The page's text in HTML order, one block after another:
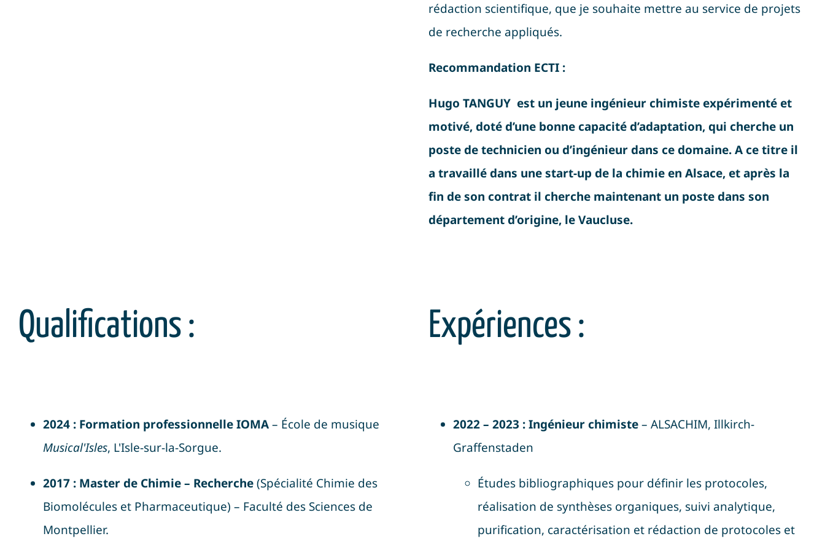
rédaction scientifique, que je souhaite mettre au service de projets
de recherche appliqués.
Recommandation ECTI :
Hugo TANGUY est un jeune ingénieur chimiste expérimenté et
motivé, doté d’une bonne capacité d’adaptation, qui cherche un
poste de technicien ou d’ingénieur dans ce domaine. A ce titre il
a travaillé dans une start-up de la chimie en Alsace, et après la
fin de son contrat il cherche maintenant un poste dans son
département d’origine, le Vaucluse.
Qualifications :
2024 : Formation professionnelle IOMA– École de musique
Musical'Isles, L'Isle-sur-la-Sorgue.
2017 : Master de Chimie – Recherche(Spécialité Chimie des
Biomolécules et Pharmaceutique) – Faculté des Sciences de
Montpellier.
Expériences :
2022 – 2023 : Ingénieur chimiste– ALSACHIM, Illkirch-
Graffenstaden
Études bibliographiques pour définir les protocoles,
réalisation de synthèses organiques, suivi analytique,
purification, caractérisation et rédaction de protocoles et